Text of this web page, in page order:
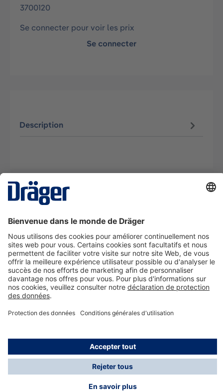
3700120
Se connecter pour voir les prix
Se connecter
Description
La technologie
Nous contacter
A propos de Dräger
Informations
*Les taxes et les frais d'expédition ne sont pas inclus
dans les prix indiqués, sauf mention contraire. Des frais
supplémentaires peuvent s'appliquer.